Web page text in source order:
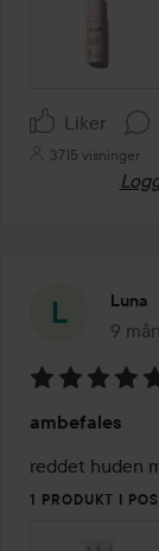
Liker
3715 visninger
Luna
9
5
av
5
ambefales
reddet huden
1 PRODUKT I